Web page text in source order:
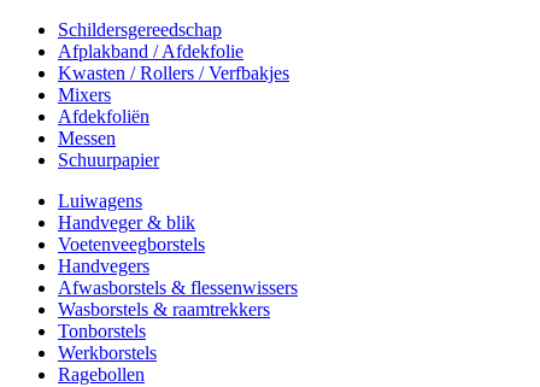
Schildersgereedschap
Afplakband / Afdekfolie
Kwasten / Rollers / Verfbakjes
Mixers
Afdekfoliën
Messen
Schuurpapier
Luiwagens
Handveger & blik
Voetenveegborstels
Handvegers
Afwasborstels & flessenwissers
Wasborstels & raamtrekkers
Tonborstels
Werkborstels
Ragebollen